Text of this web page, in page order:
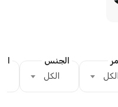
الكل
الجنس
الكل